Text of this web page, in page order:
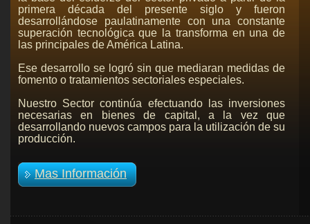
primera década del presente siglo y fueron
desarrollándose paulatinamente con una constante
superación tecnológica que la transforma en una de
las principales de América Latina.
Ese desarrollo se logró sin que mediaran medidas de
fomento o tratamientos sectoriales especiales.
Nuestro Sector continúa efectuando las inversiones
necesarias en bienes de capital, a la vez que
desarrollando nuevos campos para la utilización de su
producción.
Mas Información